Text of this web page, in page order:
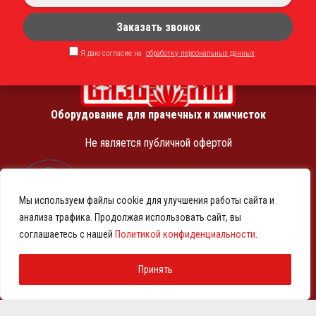
Мы используем файлы cookie для улучшения работы сайта и
анализа трафика. Продолжая использовать сайт, вы
соглашаетесь с нашей Политикой конфиденциальности
Принять
Заказать звонок
Я даю согласие на обработку персональных данных
Оборудование для прачечных и химчисток
Не является публичной офертой
КПП 781001001
ОГРН 1257800001458
© 2021-2026 Представительство АО «ВМЗ» в Санкт-
Политика конфиденциальности